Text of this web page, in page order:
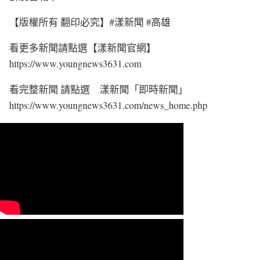
【版權所有 翻印必究】#漾新聞 #高雄
看更多新聞請點選【漾新聞官網】
https://www.youngnews3631.com⁠
看完整新聞 請點選 漾新聞「即時新聞」
https://www.youngnews3631.com/news_home.php⁠